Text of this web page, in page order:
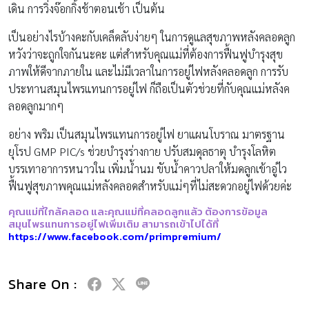
เดิน การวิ่งจ๊อกกิ้งช้าตอนเช้า เป็นต้น
เป็นอย่างไรบ้างคะกับเคล็ดลับง่ายๆ ในการดูแลสุขภาพหลังคลอดลูก
หวังว่าจะถูกใจกันนะคะ แต่สำหรับคุณแม่ที่ต้องการฟื้นฟูบำรุงสุข
ภาพให้ดีจากภายใน และไม่มีเวลาในการอยู่ไฟหลังคลอดลูก การรับ
ประทานสมุนไพรแทนการอยู่ไฟ ก็ถือเป็นตัวช่วยที่กับคุณแม่หลังค
ลอดลูกมากๆ
อย่าง พริม เป็นสมุนไพรแทนการอยู่ไฟ ยาแผนโบราณ มาตรฐาน
ยุโรป GMP PIC/s ช่วยบำรุงร่างกาย ปรับสมดุลธาตุ บำรุงโลหิต
บรรเทาอาการหนาวใน เพิ่มน้ำนม ขับน้ำคาวปลาให้มดลูกเข้าอู่ไว
ฟื้นฟูสุขภาพคุณแม่หลังคลอดสำหรับแม่ๆที่ไม่สะดวกอยู่ไฟด้วยค่ะ
คุณแม่ที่ใกล้คลอด และคุณแม่ที่คลอดลูกแล้ว ต้องการข้อมูล
สมุนไพรแทนการอยู่ไฟเพิ่มเติม สามารถเข้าไปได้ที่
https://www.facebook.com/primpremium/
Share On :